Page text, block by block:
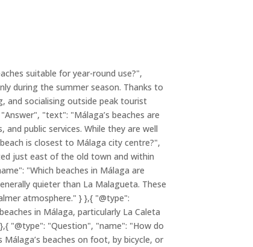
suitable for year-round use?",
during the summer season. Thanks to
and socialising outside peak tourist
"text": "Málaga’s beaches are
public services. While they are well
is closest to Málaga city centre?",
just east of the old town and within
"Which beaches in Málaga are
quieter than La Malagueta. These
atmosphere." } },{ "@type":
in Málaga, particularly La Caleta
"@type": "Question", "name": "How do
beaches on foot, by bicycle, or